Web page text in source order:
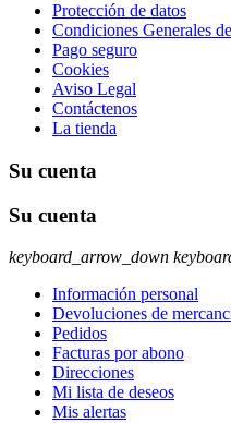
Protección de datos
Condiciones Generales
Pago seguro
Cookies
Aviso Legal
Contáctenos
La tienda
Su cuenta
Su cuenta
keyboard_arrow_down
Información personal
Devoluciones de
Pedidos
Facturas por abono
Direcciones
Mi lista de deseos
Mis alertas